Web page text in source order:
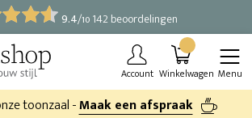
9.4/10 142 beoordelingen
Account Winkelwagen Menu
toonzaal -Maak een afspraak